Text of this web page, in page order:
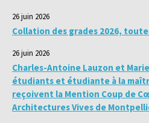
26 juin 2026
Collation des grades 2026,
26 juin 2026
Charles-Antoine Lauzon et
étudiants et étudiante à la
reçoivent la Mention Coup de
Architectures Vives de